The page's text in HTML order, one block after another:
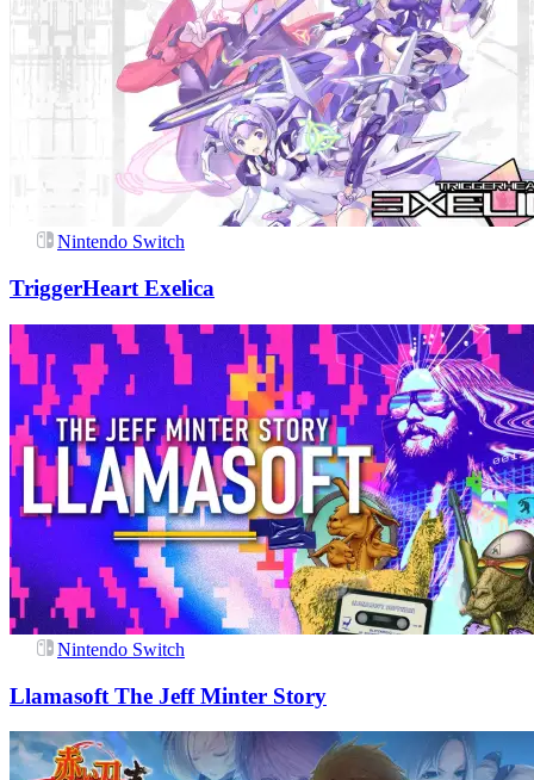
Nintendo Switch
TriggerHeart Exelica
Nintendo Switch
Llamasoft The Jeff Minter Story